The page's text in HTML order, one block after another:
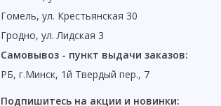
Гомель, ул. Крестьянская 30
Гродно, ул. Лидская 3
Самовывоз - пункт выдачи заказов:
РБ, г.Минск, 1й Твердый пер., 7
Подпишитесь на акции и новинки: